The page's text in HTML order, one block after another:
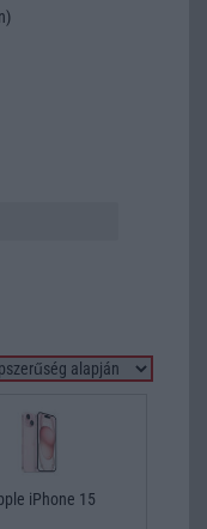
iPhone 15